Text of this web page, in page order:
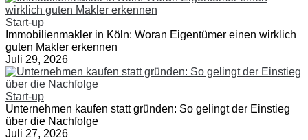
Start-up
Immobilienmakler in Köln: Woran Eigentümer einen wirklich
guten Makler erkennen
Juli 29, 2026
Start-up
Unternehmen kaufen statt gründen: So gelingt der Einstieg
über die Nachfolge
Juli 27, 2026